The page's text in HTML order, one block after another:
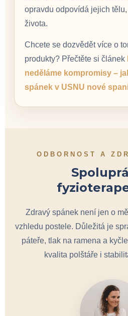
opravdu odpovídá jejich
života.
Chcete se dozvědět více o
produkty? Přečtěte si článek
neděláme kompromisy –
spánek v USNU nové
ODBORNOST A
Zdravý spánek není jen o
vzhledu postele. Důležitá je
páteře, tlak na ramena a
kvalita polštáře i